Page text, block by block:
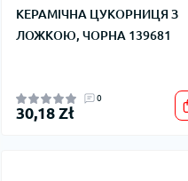
КЕРАМІЧНА ЦУКОРНИЦЯ З
ЛОЖКОЮ, ЧОРНА 139681
0
30,18 Zł